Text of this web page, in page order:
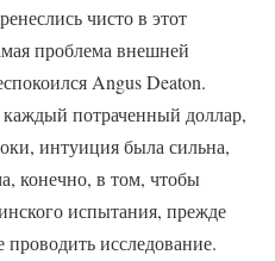
чисто в этот
проблема внешней
Angus Deaton.
каждый потраченный доллар,
интуиция была сильна,
конечно, в том, чтобы
испытания, прежде
исследование.